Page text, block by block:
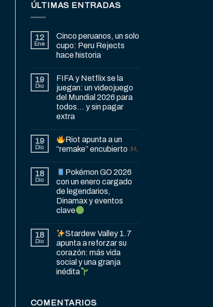
ÚLTIMAS ENTRADAS
12
Ene
Cinco peruanos, un solo
cupo: Peru Rejects
hace historia
19
Dic
FIFA y Netflix se la
juegan: un videojuego
del Mundial 2026 para
todos… y sin pagar
extra
19
Dic
Riot apunta a un
“remake” encubierto
18
Dic
Pokémon GO 2026
con un enero cargado
de legendarios,
Dinamax y eventos
clave
18
Dic
Stardew Valley 1.7
apunta a reforzar su
corazón: más vida
social y una granja
inédita
COMENTARIOS